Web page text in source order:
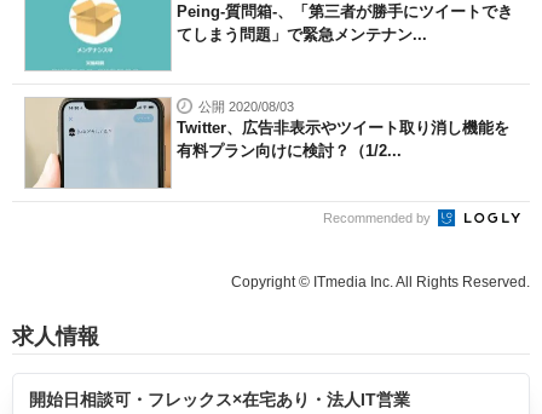
Peing-質問箱-、「第三者が勝手にツイートでき
てしまう問題」で緊急メンテナン...
公開 2020/08/03
Twitter、広告非表示やツイート取り消し機能を
有料プラン向けに検討？（1/2...
Recommended by
Copyright © ITmedia Inc. All Rights Reserved.
求人情報
開始日相談可・フレックス×在宅あり・法人IT営業